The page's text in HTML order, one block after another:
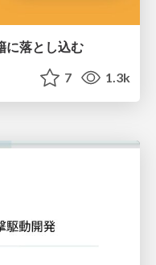
に落とし込む
7 1.3k